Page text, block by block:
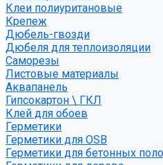
Клеи полиуритановые
Крепеж
Дюбель-гвозди
Дюбеля для теплоизоляции
Саморезы
Листовые материалы
Аквапанель
Гипсокартон \ ГКЛ
Клей для обоев
Герметики
Герметики для OSB
Герметики для бетонных